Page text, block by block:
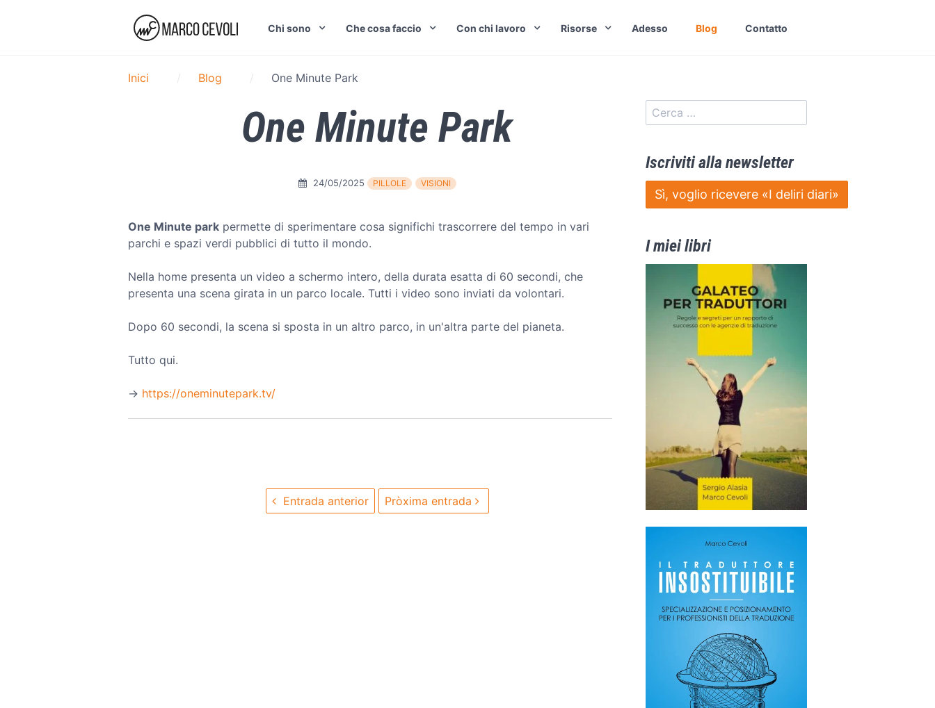
Chi sono Che cosa faccio Con chi lavoro Risorse Adesso Blog Contatto
Inici Blog One Minute Park
One Minute Park
24/05/2025 PILLOLE VISIONI
One Minute park permette di sperimentare cosa significhi trascorrere del tempo in vari
parchi e spazi verdi pubblici di tutto il mondo.
Nella home presenta un video a schermo intero, della durata esatta di 60 secondi, che
presenta una scena girata in un parco locale. Tutti i video sono inviati da volontari.
Dopo 60 secondi, la scena si sposta in un altro parco, in un'altra parte del pianeta.
Tutto qui.
→️ https://oneminutepark.tv/
Entrada anterior Pròxima entrada
Iscriviti alla newsletter
Sì, voglio ricevere «I deliri diari»
I miei libri